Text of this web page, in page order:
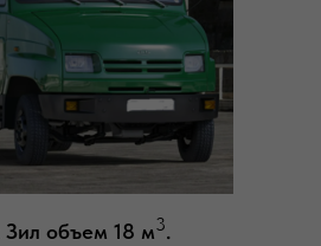
Зил объем 18 м3.